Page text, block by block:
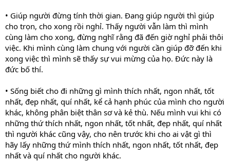
• Giúp người đừng tính thời gian. Đang giúp người thì giúp
cho trọn, cho xong rồi nghỉ. Thấy người vẫn làm thì mình
cùng làm cho xong, đừng nghĩ rằng đã đến giờ nghỉ phải thôi
việc. Khi mình cùng làm chung với người cần giúp đỡ đến khi
xong việc thì mình sẽ thấy sự vui mừng của họ. Đức này là
đức bố thí.
• Sống biết cho đi những gì mình thích nhất, ngon nhất, tốt
nhất, đẹp nhất, quí nhất, kể cả hạnh phúc của mình cho người
khác, không phân biệt thân sơ và kẻ thù. Nếu mình vui khi có
những thứ thích nhất, ngon nhất, tốt nhất, đẹp nhất, quí nhất
thì người khác cũng vậy, cho nên trước khi cho ai vật gì thì
hãy lấy những thứ mình thích nhất, ngon nhất, tốt nhất, đẹp
nhất và quí nhất cho người khác.